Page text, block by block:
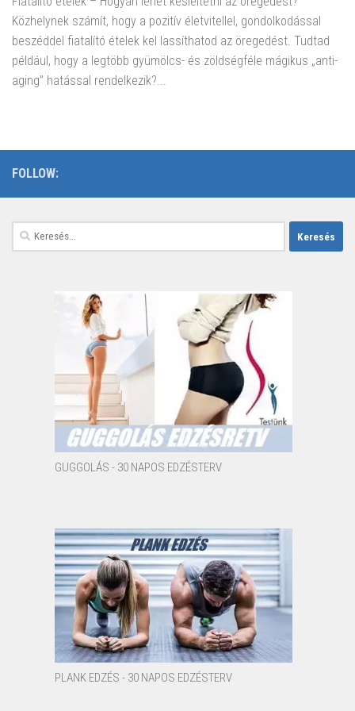
Közhelynek számít, hogy a pozitív életvitellel, gondolkodással
beszéddel fiatalító ételek kel lassíthatod az öregedést. Tudtad
például, hogy a legtöbb gyümölcs- és zöldségféle mágikus „anti-
aging” hatással rendelkezik?...
FOLLOW:
Keresés:
GUGGOLÁS - 30 NAPOS EDZÉSTERV
PLANK EDZÉS - 30 NAPOS EDZÉSTERV